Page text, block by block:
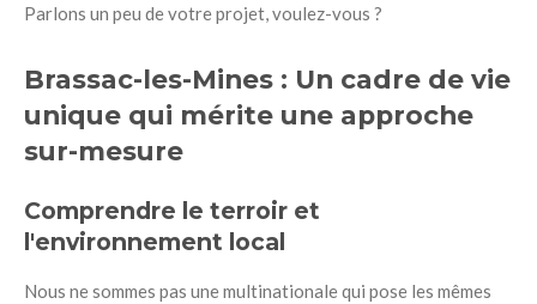
Parlons un peu de votre projet, voulez-vous ?
Brassac-les-Mines : Un cadre de vie
unique qui mérite une approche
sur-mesure
Comprendre le terroir et
l'environnement local
Nous ne sommes pas une multinationale qui pose les mêmes